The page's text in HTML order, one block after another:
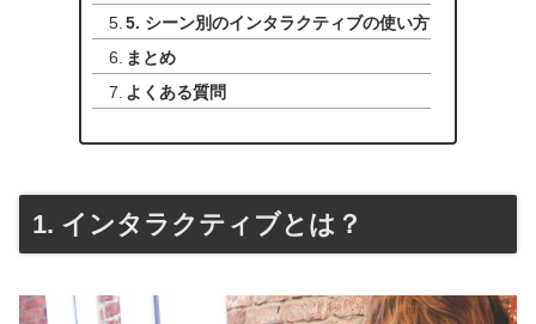
5. シーン別のインタラクティブの使い方
まとめ
よくある質問
1. インタラクティブとは？